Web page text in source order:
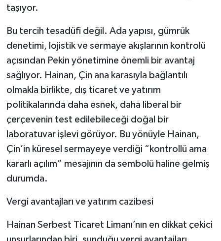
taşıyor.
Bu tercih tesadüfi değil. Ada yapısı, gümrük
denetimi, lojistik ve sermaye akışlarının kontrolü
açısından Pekin yönetimine önemli bir avantaj
sağlıyor. Hainan, Çin ana karasıyla bağlantılı
olmakla birlikte, dış ticaret ve yatırım
politikalarında daha esnek, daha liberal bir
çerçevenin test edilebileceği doğal bir
laboratuvar işlevi görüyor. Bu yönüyle Hainan,
Çin’in küresel sermayeye verdiği “kontrollü ama
kararlı açılım” mesajının da sembolü haline gelmiş
durumda.
Vergi avantajları ve yatırım cazibesi
Hainan Serbest Ticaret Limanı’nın en dikkat çekici